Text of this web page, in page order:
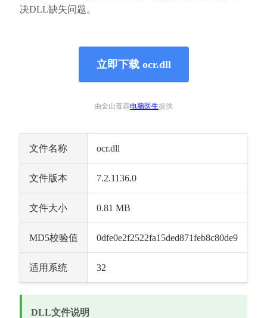
决DLL缺失问题。
立即下载 ocr.dll
由金山毒霸电脑医生提供
文件名称 ocr.dll
文件版本 7.2.1136.0
文件大小 0.81 MB
MD5校验值 0dfe0e2f2522fa15ded871feb8c80de9
适用系统 32
DLL文件说明